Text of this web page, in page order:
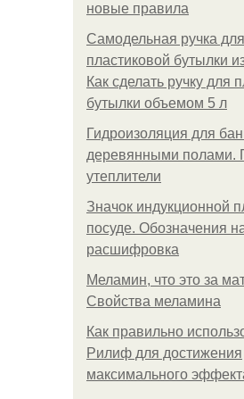
новые правила
Самодельная ручка для
пластиковой бутылки
Как сделать ручку для
бутылки объемом 5 л
Гидроизоляция для
деревянными полами.
утеплители
Значок индукционной
посуде. Обозначения
расшифровка
Меламин, что это за
Свойства меламина
Как правильно
Рилиф для достижения
максимального